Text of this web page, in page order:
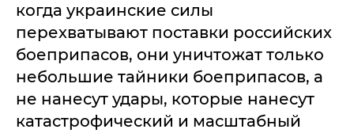
когда украинские силы
перехватывают поставки российских
боеприпасов, они уничтожат только
небольшие тайники боеприпасов, а
не нанесут удары, которые нанесут
катастрофический и масштабный